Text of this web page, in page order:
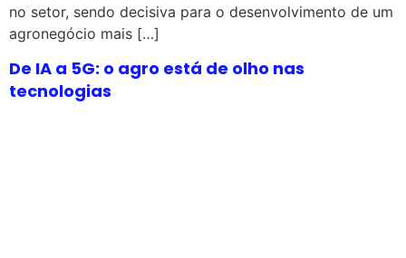
no setor, sendo decisiva para o desenvolvimento de um
agronegócio mais […]
De IA a 5G: o agro está de olho nas
tecnologias